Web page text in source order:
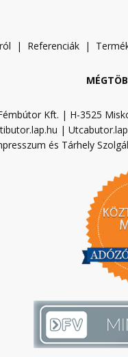
| Referenciák |
Kft. | H-3525
|
és Tárhely